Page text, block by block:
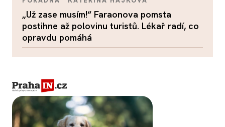
„Už zase musím!“ Faraonova pomsta
postihne až polovinu turistů. Lékař radí, co
opravdu pomáhá